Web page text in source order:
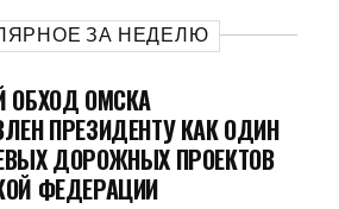
ЗА НЕДЕЛЮ
ОБХОД ОМСКА
ПРЕЗИДЕНТУ КАК ОДИН
ДОРОЖНЫХ ПРОЕКТОВ
ФЕДЕРАЦИИ